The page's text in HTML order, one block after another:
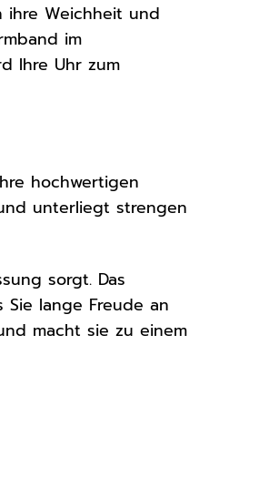
ihre Weichheit und
im
Ihre Uhr zum
hochwertigen
unterliegt strengen
sorgt. Das
lange Freude an
macht sie zu einem